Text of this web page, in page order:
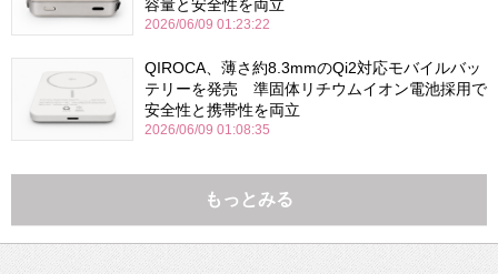
容量と安全性を両立
2026/06/09 01:23:22
QIROCA、薄さ約8.3mmのQi2対応モバイルバッ
テリーを発売 準固体リチウムイオン電池採用で
安全性と携帯性を両立
2026/06/09 01:08:35
もっとみる